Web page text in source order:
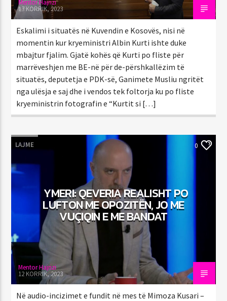
Mentor Hajrizi
13 KORRIK, 2023
Eskalimi i situatës në Kuvendin e Kosovës, nisi në
momentin kur kryeministri Albin Kurti ishte duke
mbajtur fjalim. Gjatë kohës që Kurti po fliste për
marrëveshjen me BE-në për de-përshkallëzim të
situatës, deputetja e PDK-së, Ganimete Musliu ngritët
nga ulësja e saj dhe i vendos tek foltorja ku po fliste
kryeministrin fotografin e “Kurtit si […]
LAJME 0
YMERI: QEVERIA REALISHT PO
LUFTON ME OPOZITËN, JO ME
VUÇIQIN E ME BANDAT
Mentor Hajrizi
12 KORRIK, 2023
Në audio-incizimet e fundit në mes të Mimoza Kusari –